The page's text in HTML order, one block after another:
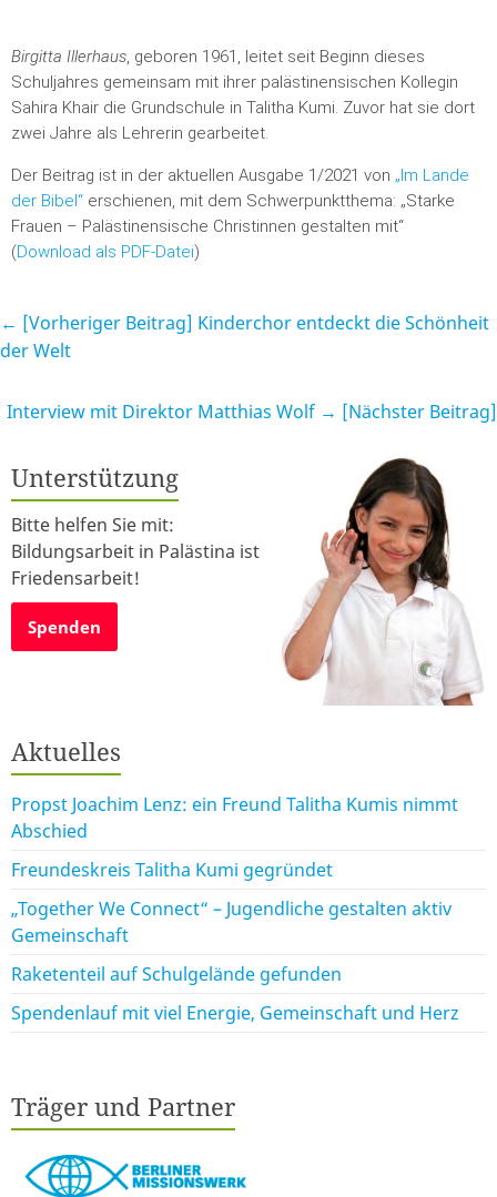
Birgitta Illerhaus, geboren 1961, leitet seit Beginn dieses
Schuljahres gemeinsam mit ihrer palästinensischen Kollegin
Sahira Khair die Grundschule in Talitha Kumi. Zuvor hat sie dort
zwei Jahre als Lehrerin gearbeitet.
Der Beitrag ist in der aktuellen Ausgabe 1/2021 von „Im Lande
der Bibel“ erschienen, mit dem Schwerpunktthema: „Starke
Frauen – Palästinensische Christinnen gestalten mit“
(Download als PDF-Datei)
← [Vorheriger Beitrag] Kinderchor entdeckt die Schönheit
der Welt
Interview mit Direktor Matthias Wolf → [Nächster Beitrag]
Unterstützung
Bitte helfen Sie mit:
Bildungsarbeit in Palästina ist
Friedensarbeit!
Spenden
Aktuelles
Propst Joachim Lenz: ein Freund Talitha Kumis nimmt
Abschied
Freundeskreis Talitha Kumi gegründet
„Together We Connect“ – Jugendliche gestalten aktiv
Gemeinschaft
Raketenteil auf Schulgelände gefunden
Spendenlauf mit viel Energie, Gemeinschaft und Herz
Träger und Partner